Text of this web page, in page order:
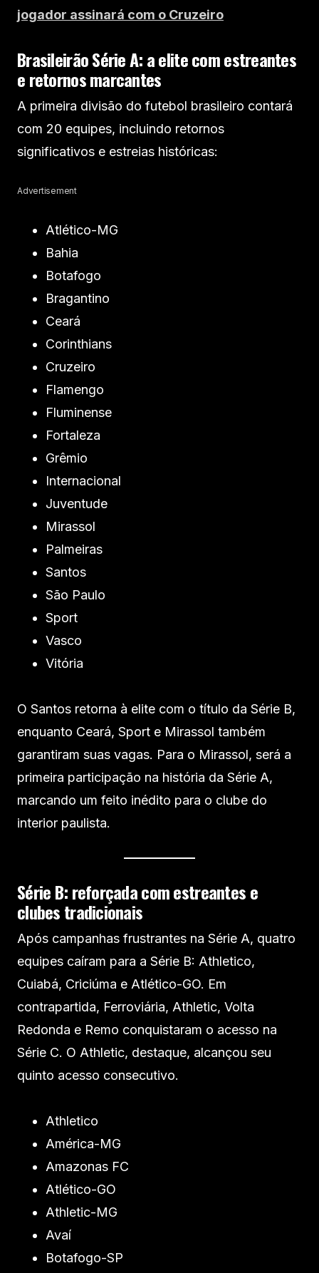
jogador assinará com o Cruzeiro
BrasileirãoSérie A: a elite com estreantes
e retornos marcantes
A primeira divisão do futebol brasileiro contará
com 20 equipes, incluindo retornos
significativos e estreias históricas:
Advertisement
Atlético-MG
Bahia
Botafogo
Bragantino
Ceará
Corinthians
Cruzeiro
Flamengo
Fluminense
Fortaleza
Grêmio
Internacional
Juventude
Mirassol
Palmeiras
Santos
São Paulo
Sport
Vasco
Vitória
O Santos retorna à elite com o título da Série B,
enquanto Ceará, Sport e Mirassol também
garantiram suas vagas. Para o Mirassol, será a
primeira participação na história da Série A,
marcando um feito inédito para o clube do
interior paulista.
Série B: reforçada com estreantes e
clubes tradicionais
Após campanhas frustrantes na Série A, quatro
equipes caíram para a Série B: Athletico,
Cuiabá, Criciúma e Atlético-GO. Em
contrapartida, Ferroviária, Athletic, Volta
Redonda e Remo conquistaram o acesso na
Série C. O Athletic, destaque, alcançou seu
quinto acesso consecutivo.
Athletico
América-MG
Amazonas FC
Atlético-GO
Athletic-MG
Avaí
Botafogo-SP